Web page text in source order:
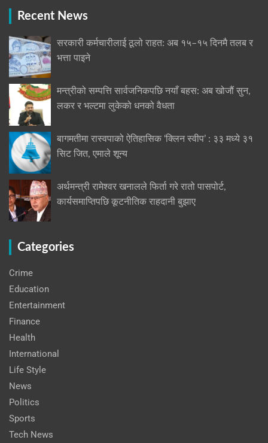
Recent News
सरकारी कर्मचारीलाई ठूलो राहत: अब १५–१५ दिनमै तलब र
भत्ता पाइने
मन्त्रीको सम्पत्ति सार्वजनिकपछि नयाँ बहस: अब खोजौं सुन,
लकर र भल्टमा लुकेको धनको वैधता
बागमतीमा रास्वपाको ऐतिहासिक ‘क्लिन स्वीप’ : ३३ मध्ये ३१
सिट जित, एमाले शून्य
अर्थमन्त्री रामेश्वर खनालले फिर्ता गरे रातो पासपोर्ट,
कार्यसमाप्तिपछि कूटनीतिक राहदानी बुझाए
Categories
Crime
Education
Entertainment
Finance
Health
International
Life Style
News
Politics
Sports
Tech News